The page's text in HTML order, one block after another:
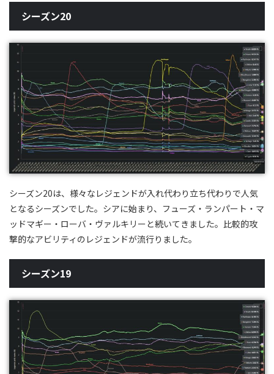
シーズン20
シーズン20は、様々なレジェンドが入れ代わり立ち代わりで人気
となるシーズンでした。シアに始まり、フューズ・ランパート・マ
ッドマギー・ローバ・ヴァルキリーと続いてきました。比較的攻
撃的なアビリティのレジェンドが流行りました。
シーズン19